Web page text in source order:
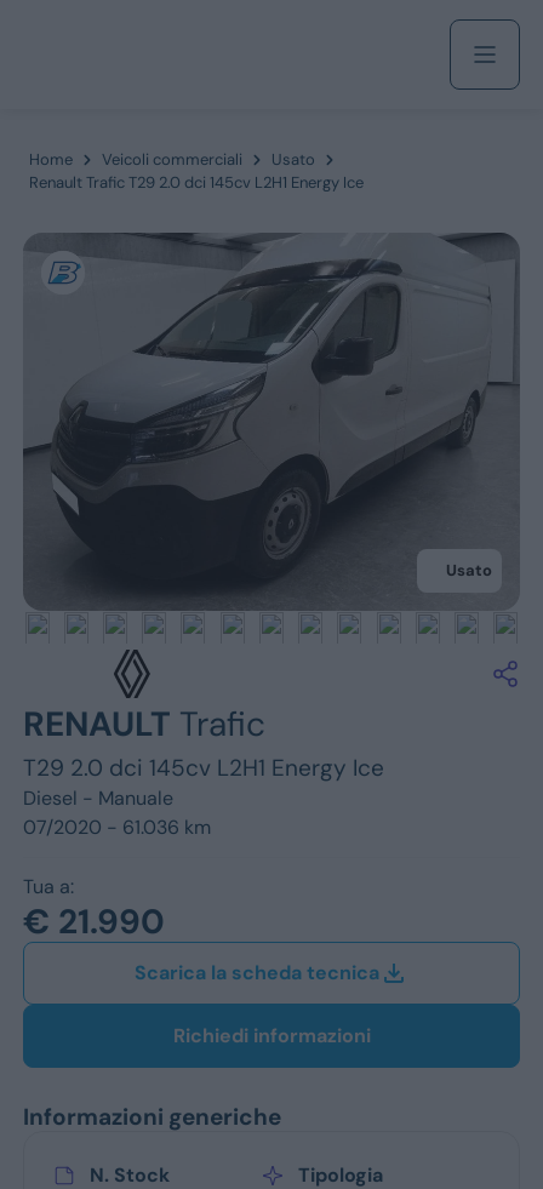
Acquista
Azienda
Servizi
Fiat
Jeep
Ford
Home Veicoli commerciali
Usato
Renault Trafic T29 2.0 dci 145cv L2H1 Energy Ice
Usato
RENAULT Trafic
T29 2.0 dci 145cv L2H1 Energy Ice
Diesel - Manuale
07/2020 - 61.036 km
Tua a:
€ 21.990
Scarica la scheda tecnica
Richiedi informazioni
Informazioni generiche
N. Stock
Tipologia